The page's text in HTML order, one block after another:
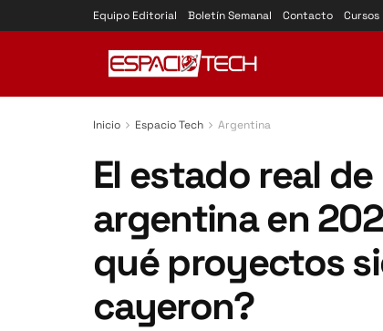
Equipo Editorial Boletín Semanal Contacto Cursos
Inicio Espacio Tech Argentina
El estado real
argentina en
qué proyectos
cayeron?